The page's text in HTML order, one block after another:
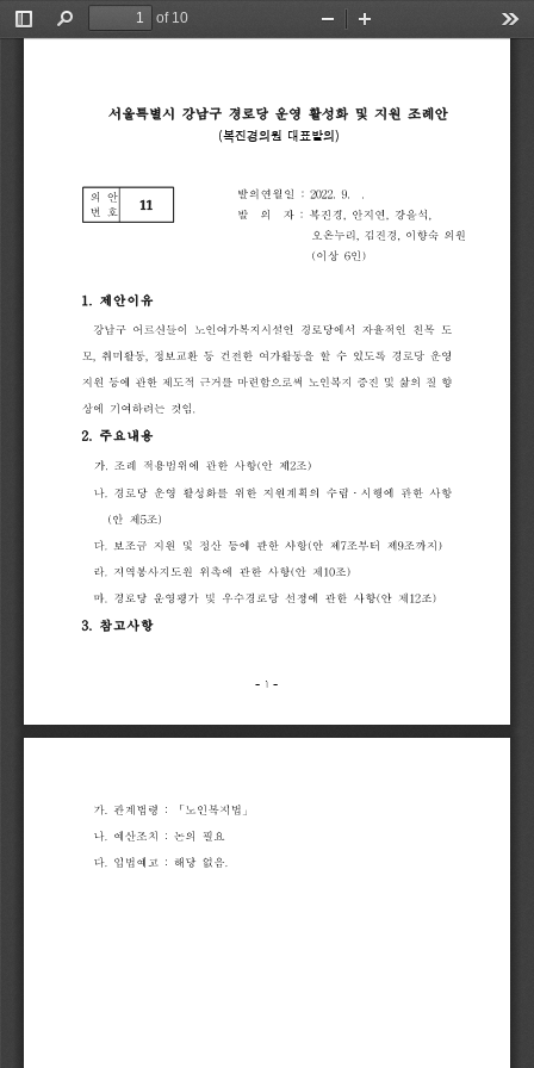
Toggle
Find
of 10
Zoom
- 1 -
1. 제안이유
강남구 어르신들이 노인여가복지시설인 경로당에서 자율적인 친목 도
모 취미활동, 정보교환 등 건전한 여가활동을 할 수 있도록 경로당 운영
지원 등에 관한 제도적 근거를 마련함으로써 노인복지 증진 및 삶의 질 향
상에 기여하려는 것임
2. 주요내용
가 조례 적용범위에 관한 사항(안 제2조)
나. 경로당 운영 활성화를 위한 지원계획의 수립 ᆞ 시 행에 관한 사항
(안 제5조)
다. 보조금 지원 및 정산 등에 관한 사항(안 제7조부터 제9조까지)
라. 지역봉사지도원 위촉에 관한 사항(안 제10조)
마 경로당 운영평가 및 우수경로당 선정에 관한 사항(안 제12조)
3. 참고사항
서울특별시 강남구 경로당 운영 활성화 및 지원 조례안
(복진경의원 대표발의)
의
안
번
호
11
발의연월일 : 2022. 9.
발
의 자 : 복진경 안지연 강을석
오온누리
김진경 이향숙 의원
(이상 6인)
가. 관계법령 : 「노인복지법 」
나. 예산조치 : 논의 필요
다. 입법예고 : 해당 없음